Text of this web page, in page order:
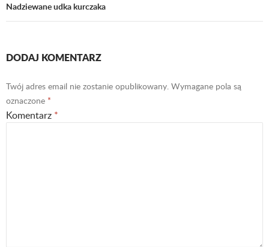
Nadziewane udka kurczaka
DODAJ KOMENTARZ
Twój adres email nie zostanie opublikowany. Wymagane pola są
oznaczone *
Komentarz *